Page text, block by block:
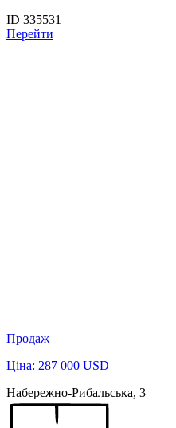
ID 335531
Перейти
Продаж
Ціна: 287 000 USD
Набережно-Рибальська, 3